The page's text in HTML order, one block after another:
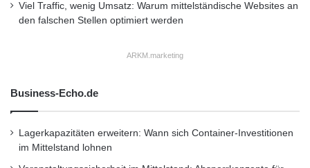
einmal zwei 20-Cent-Münzen
Reifen und Räder sind am Motorrad besonders
den Motorradfahrer haben; schlimmstenfalls
bezahlt er dies mit seinem Leben. Torsten
Viel Traffic, wenig Umsatz: Warum mittelständische Websites an
den falschen Stellen optimiert werden
ARKM.marketing
Business-Echo.de
Lagerkapazitäten erweitern: Wann sich Container-Investitionen
im Mittelstand lohnen